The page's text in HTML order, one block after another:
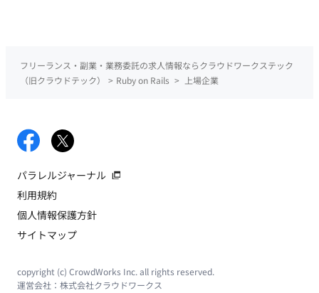
フリーランス・副業・業務委託の求人情報ならクラウドワークステック
（旧クラウドテック）
> Ruby on Rails > 上場企業
パラレルジャーナル
利用規約
個人情報保護方針
サイトマップ
copyright (c) CrowdWorks Inc. all rights reserved.
運営会社： 株式会社クラウドワークス